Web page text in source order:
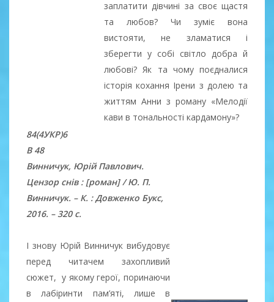
заплатити дівчині за своє щастя
та любов? Чи зуміє вона
вистояти, не зламатися і
зберегти у собі світло добра й
любові? Як та чому поєдналися
історія кохання Ірени з долею та
життям Анни з роману «Мелодії
кави в тональності кардамону»?
84(4УКР)6
В 48
Винничук, Юрій Павлович.
Цензор снів : [роман] / Ю. П.
Винничук. – К. : Довженко Букс,
2016. – 320 с.
І знову Юрій Винничук вибудовує
перед читачем захопливий
сюжет, у якому герої, поринаючи
в лабіринти пам’яті, лише в